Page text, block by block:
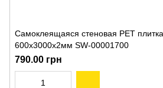
Самоклеящаяся стеновая PET
600х3000х2мм SW-00001700
790.00 грн